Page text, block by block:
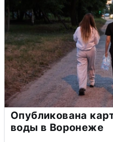
Опубликована
воды в Воронеже